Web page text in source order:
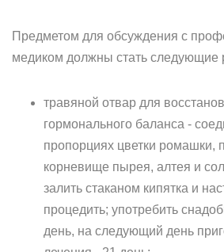
Предметом для обсуждения с
медиком должны стать следующие
травяной отвар для
гормонального баланса -
пропорциях цветки ромашки,
корневище пырея, алтея и
залить стаканом кипятка и
процедить; употребить
день, на следующий день